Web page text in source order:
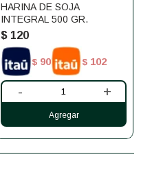
HARINA DE SOJA
INTEGRAL 500 GR.
$ 120
$ 90 $ 102
- +